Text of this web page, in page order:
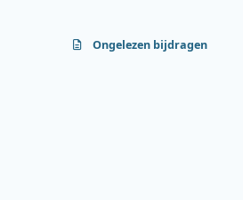
Ongelezen bijdragen